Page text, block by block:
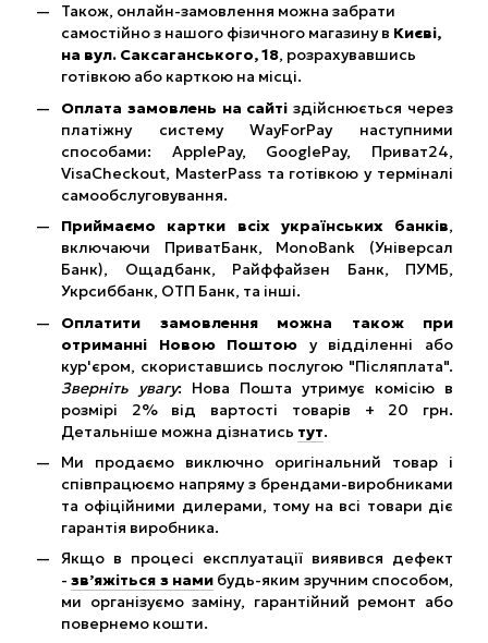
Також, онлайн-замовлення можна забрати
самостійно з нашого фізичного магазину в Києві,
на вул. Саксаганського, 18, розрахувавшись
готівкою або карткою на місці.
Оплата замовлень на сайтіздійснюється через
платіжну систему WayForPay наступними
способами: ApplePay, GooglePay, Приват24,
VisaCheckout, MasterPass та готівкою у терміналі
самообслуговування.
Приймаємо картки всіх українських банків,
включаючи ПриватБанк, MonoBank (Універсал
Банк), Ощадбанк, Райффайзен Банк, ПУМБ,
Укрсиббанк, ОТП Банк, та інші.
Оплатити замовлення можна також при
отриманні Новою Поштою у відділенні або
кур'єром, скориставшись послугою "Післяплата".
Зверніть увагу: Нова Пошта утримує комісію в
розмірі 2% від вартості товарів + 20 грн.
Детальніше можна дізнатись тут.
Ми продаємо виключно оригінальний товар і
співпрацюємо напряму з брендами-виробниками
та офіційними дилерами, тому на всі товари діє
гарантія виробника.
Якщо в процесі експлуатації виявився дефект
-зв’яжіться з нами будь-яким зручним способом,
ми організуємо заміну, гарантійний ремонт або
повернемо кошти.